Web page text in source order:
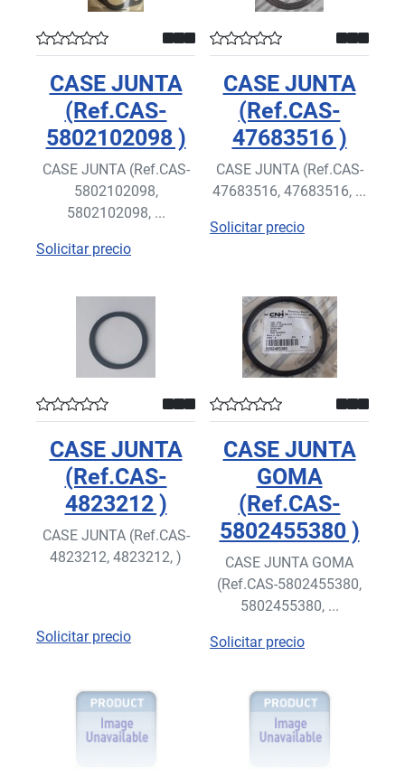
CASE JUNTA
(Ref.CAS-
5802102098 )
CASE JUNTA (Ref.CAS-
5802102098,
5802102098, ...
Solicitar precio
CASE JUNTA
(Ref.CAS-
47683516 )
CASE JUNTA (Ref.CAS-
47683516, 47683516, ...
Solicitar precio
CASE JUNTA
(Ref.CAS-
4823212 )
CASE JUNTA (Ref.CAS-
4823212, 4823212, )
Solicitar precio
CASE JUNTA
GOMA
(Ref.CAS-
5802455380 )
CASE JUNTA GOMA
(Ref.CAS-5802455380,
5802455380, ...
Solicitar precio